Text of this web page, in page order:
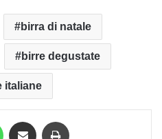
birra di natale
birre degustate
italiane
WhatsApp Condividi via mail